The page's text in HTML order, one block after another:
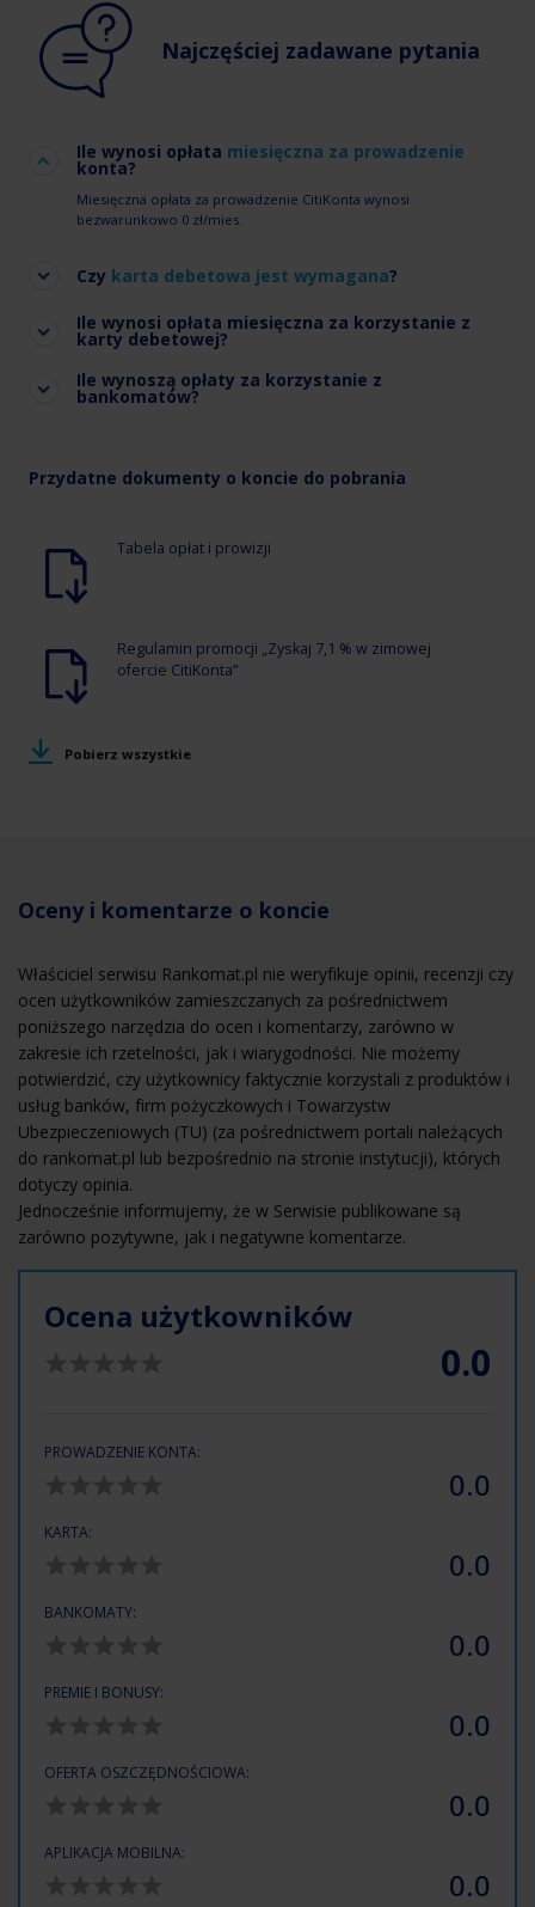
Najczęściej zadawane pytania
Ile wynosi opłata miesięczna za prowadzenie
konta?
Miesięczna opłata za prowadzenie CitiKonta wynosi
bezwarunkowo 0 zł/mies.
Czy karta debetowa jest wymagana?
Ile wynosi opłata miesięczna za korzystanie z
karty debetowej?
Ile wynoszą opłaty za korzystanie z
bankomatów?
Przydatne dokumenty o koncie do pobrania
Tabela opłat i prowizji
Regulamin promocji „Zyskaj 7,1 % w zimowej
ofercie CitiKonta”
Pobierz wszystkie
Oceny i komentarze o koncie
Właściciel serwisu Rankomat.pl nie weryfikuje opinii, recenzji czy
ocen użytkowników zamieszczanych za pośrednictwem
poniższego narzędzia do ocen i komentarzy, zarówno w
zakresie ich rzetelności, jak i wiarygodności. Nie możemy
potwierdzić, czy użytkownicy faktycznie korzystali z produktów i
usług banków, firm pożyczkowych i Towarzystw
Ubezpieczeniowych (TU) (za pośrednictwem portali należących
do rankomat.pl lub bezpośrednio na stronie instytucji), których
dotyczy opinia.
Jednocześnie informujemy, że w Serwisie publikowane są
zarówno pozytywne, jak i negatywne komentarze.
Ocena użytkowników
0.0
PROWADZENIE KONTA:
0.0
KARTA:
0.0
BANKOMATY:
0.0
PREMIE I BONUSY:
0.0
OFERTA OSZCZĘDNOŚCIOWA:
0.0
APLIKACJA MOBILNA:
0.0